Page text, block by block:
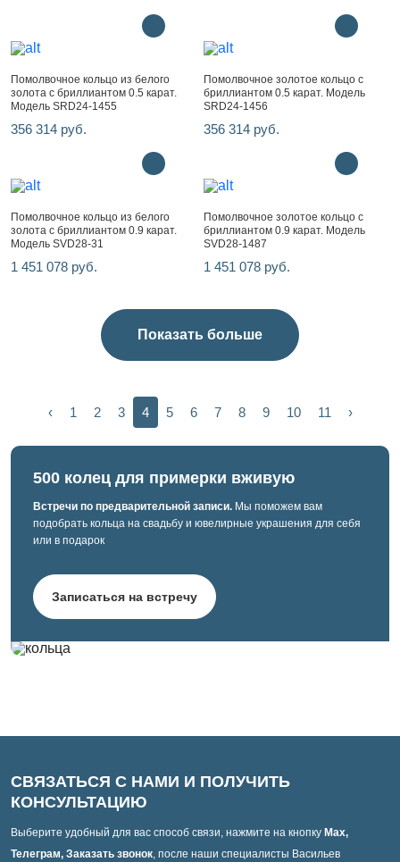
Помолвочное кольцо из белого
золота с бриллиантом 0.5 карат.
Модель SRD24-1455
356 314 руб.
Помолвочное золотое кольцо с
бриллиантом 0.5 карат. Модель
SRD24-1456
356 314 руб.
Помолвочное кольцо из белого
золота с бриллиантом 0.9 карат.
Модель SVD28-31
1 451 078 руб.
Помолвочное золотое кольцо с
бриллиантом 0.9 карат. Модель
SVD28-1487
1 451 078 руб.
Показать больше
‹ 1 2 3 4 5 6 7 8 9 10 11 ›
500 колец для примерки вживую
Встречи по предварительной записи. Мы поможем вам
подобрать кольца на свадьбу и ювелирные украшения для себя
или в подарок
Записаться на встречу
СВЯЗАТЬСЯ С НАМИ И ПОЛУЧИТЬ
КОНСУЛЬТАЦИЮ
Выберите удобный для вас способ связи, нажмите на кнопку Max,
Телеграм, Заказать звонок, после наши специалисты Васильев